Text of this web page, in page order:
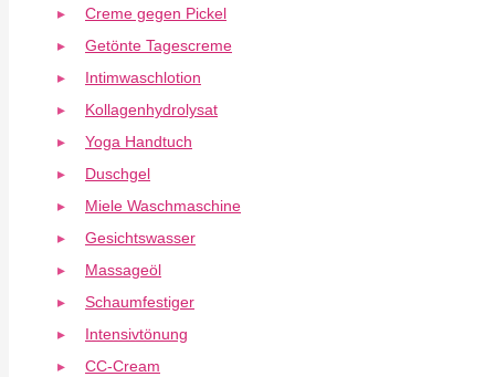
Creme gegen Pickel
Getönte Tagescreme
Intimwaschlotion
Kollagenhydrolysat
Yoga Handtuch
Duschgel
Miele Waschmaschine
Gesichtswasser
Massageöl
Schaumfestiger
Intensivtönung
CC-Cream